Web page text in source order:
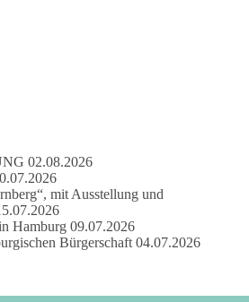
02.08.2026
mit Ausstellung und
Hamburg 09.07.2026
Bürgerschaft 04.07.2026